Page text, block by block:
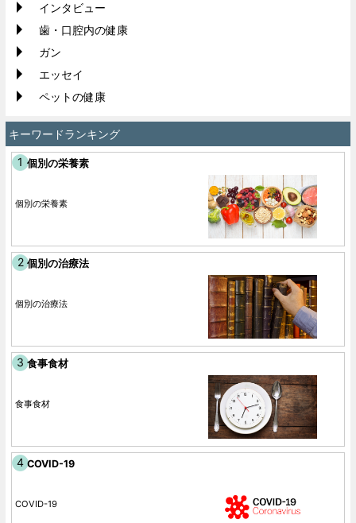
インタビュー
歯・口腔内の健康
ガン
エッセイ
ペットの健康
キーワードランキング
個別の栄養素
個別の栄養素
個別の治療法
個別の治療法
食事食材
食事食材
COVID-19
COVID-19